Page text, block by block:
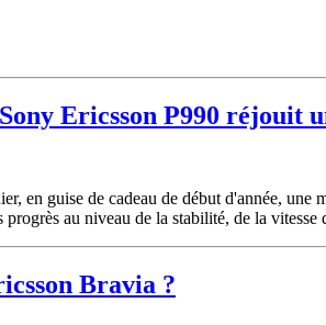
Ericsson P990 réjouit
en guise de cadeau de début d'année,
au niveau de la stabilité, de la vitesse
Bravia ?